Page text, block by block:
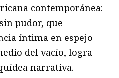
contemporánea:
pudor, que
íntima en espejo
del vacío, logra
narrativa.